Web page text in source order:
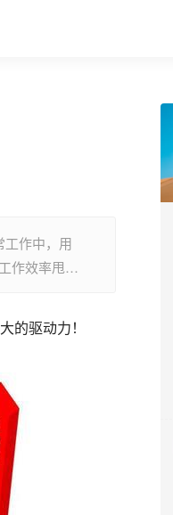
工作中，用
作效率甩…
的驱动力！